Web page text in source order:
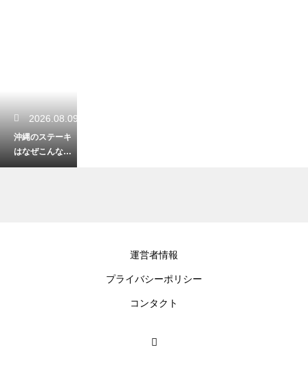
2026.08.09
沖縄のステーキ
はなぜこんなに
安いのか？飲ん
運営者情報
プライバシーポリシー
コンタクト